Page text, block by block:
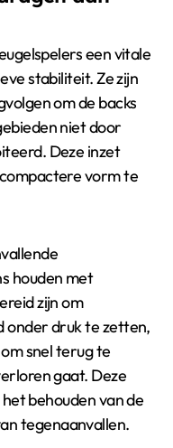
een vitale
stabiliteit. Ze zijn
om de backs
niet door
Deze inzet
vorm te
houden met
zijn om
onder druk te zetten,
snel terug te
gaat. Deze
behouden van de
tegenaanvallen.